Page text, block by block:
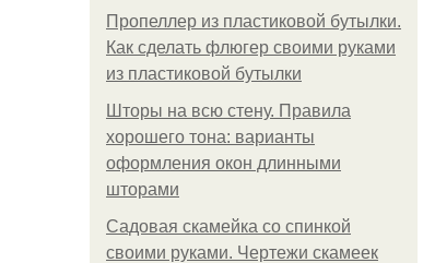
Пропеллер из пластиковой бутылки.
Как сделать флюгер своими руками
из пластиковой бутылки
Шторы на всю стену. Правила
хорошего тона: варианты
оформления окон длинными
шторами
Садовая скамейка со спинкой
своими руками. Чертежи скамеек